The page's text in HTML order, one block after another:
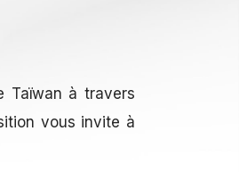
Taïwan à travers
vous invite à